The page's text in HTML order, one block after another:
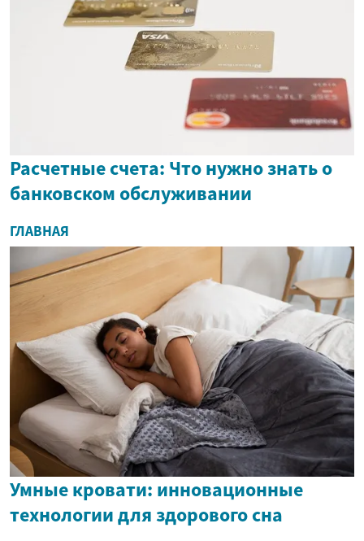
Расчетные счета: Что нужно знать о
банковском обслуживании
ГЛАВНАЯ
Умные кровати: инновационные
технологии для здорового сна